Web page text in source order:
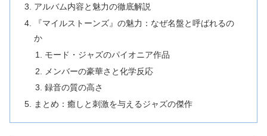
アルバム内容と魅力の徹底解説
『マイルストーンズ』の魅力：なぜ名盤と呼ばれるの
か
モード・ジャズのパイオニア作品
メンバーの豪華さと化学反応
録音の質の高さ
まとめ：癒しと刺激を与えるジャズの傑作